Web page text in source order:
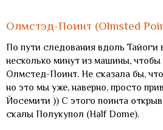
Олмстэд-Поинт (Olmsted
По пути следования вдоль Тайоги
несколько минут из машины, чтобы
Олмстед-Поинт. Не сказала бы,
но это мы уже, наверно, просто
Йосемити )) С этого поинта
скалы Полукупол (Half Dome).